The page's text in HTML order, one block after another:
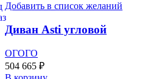
Добавить в список желаний
Диван Asti угловой
ОГОГО
504 665 ₽